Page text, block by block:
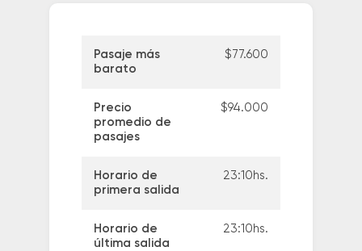
Pasaje más
barato
$77.600
Precio
promedio de
pasajes
$94.000
Horario de
primera salida
23:10hs.
Horario de
última salida
23:10hs.